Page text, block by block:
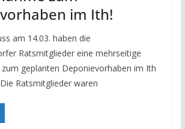
im Ith!
am 14.03. haben die
Ratsmitglieder eine mehrseitige
geplanten Deponievorhaben im Ith
Ratsmitglieder waren